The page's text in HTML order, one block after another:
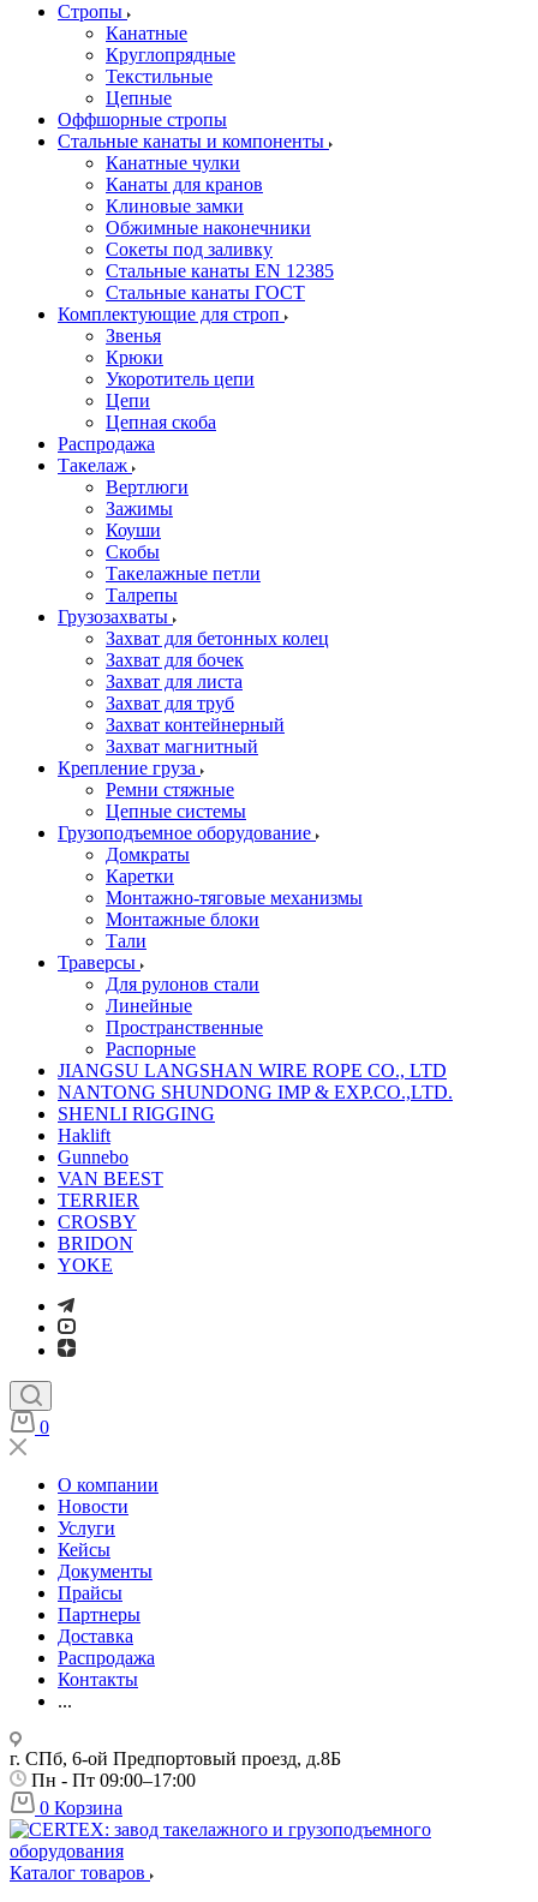
Стропы
Канатные
Круглопрядные
Текстильные
Цепные
Оффшорные стропы
Стальные канаты и компоненты
Канатные чулки
Канаты для кранов
Клиновые замки
Обжимные наконечники
Сокеты под заливку
Стальные канаты EN 12385
Стальные канаты ГОСТ
Комплектующие для строп
Звенья
Крюки
Укоротитель цепи
Цепи
Цепная скоба
Распродажа
Такелаж
Вертлюги
Зажимы
Коуши
Скобы
Такелажные петли
Талрепы
Грузозахваты
Захват для бетонных колец
Захват для бочек
Захват для листа
Захват для труб
Захват контейнерный
Захват магнитный
Крепление груза
Ремни стяжные
Цепные системы
Грузоподъемное оборудование
Домкраты
Каретки
Монтажно-тяговые механизмы
Монтажные блоки
Тали
Траверсы
Для рулонов стали
Линейные
Пространственные
Распорные
JIANGSU LANGSHAN WIRE ROPE CO., LTD
NANTONG SHUNDONG IMP & EXP.CO.,LTD.
SHENLI RIGGING
Haklift
Gunnebo
VAN BEEST
TERRIER
CROSBY
BRIDON
YOKE
0
О компании
Новости
Услуги
Кейсы
Документы
Прайсы
Партнеры
Доставка
Распродажа
Контакты
...
г. СПб, 6-ой Предпортовый проезд, д.8Б
Пн - Пт 09:00–17:00
0 Корзина
Каталог товаров